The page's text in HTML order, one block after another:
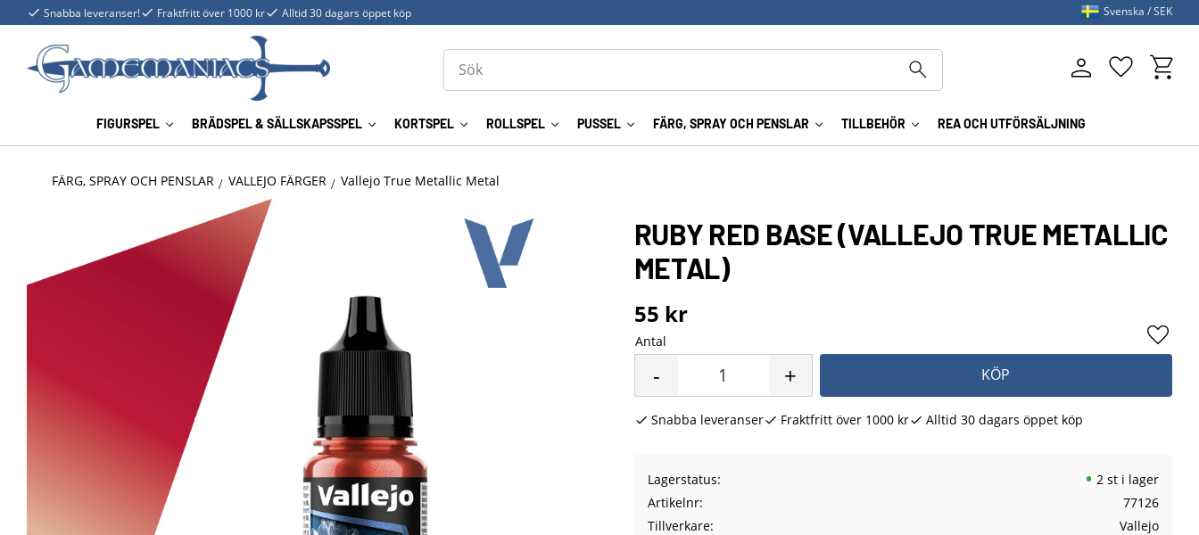
Snabba leveranser! Fraktfritt över 1000 kr Alltid 30 dagars öppet köp
FIGURSPEL BRÄDSPEL & SÄLLSKAPSSPEL KORTSPEL ROLLSPEL PUSSEL FÄRG, SPRAY OCH PENSLAR TILLBEHÖR REA OCH UTFÖRSÄLJNING
Favoriter
Svenska SEK
FÄRG, SPRAY OCH PENSLAR VALLEJO FÄRGER Vallejo True Metallic Metal
RUBY RED BASE (VALLEJO TRUE METALLIC
METAL)
55 kr
Antal
+
- KÖP
Lägg
Snabba leveranser Fraktfritt över 1000 kr Alltid 30 dagars öppet köp
Lagerstatus
2 st i lager
Artikelnr
77126
Tillverkare
Vallejo